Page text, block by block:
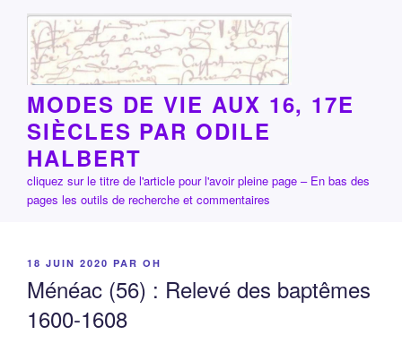
contenu
principal
MODES DE VIE AUX 16, 17E
SIÈCLES PAR ODILE
HALBERT
cliquez sur le titre de l'article pour l'avoir pleine page – En bas des
pages les outils de recherche et commentaires
PUBLIÉ
18 JUIN 2020 PAR OH
Ménéac (56) : Relevé des baptêmes
1600-1608